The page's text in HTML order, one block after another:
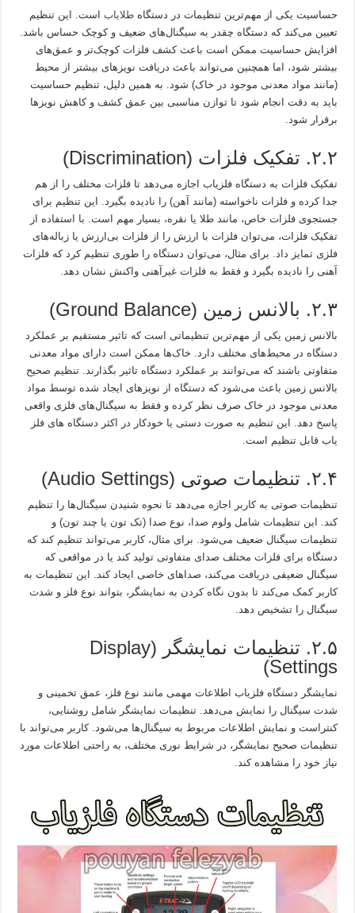
حساسیت یکی از مهم‌ترین تنظیمات در دستگاهطلایاب است. این تنظیم
تعیین می‌کند که دستگاه چقدر به سیگنال‌های ضعیف و کوچک حساس باشد.
افزایش حساسیت ممکن است باعث کشف فلزات کوچک‌تر و عمق‌های
بیشتر شود، اما همچنین می‌تواند باعث دریافت نویزهای بیشتر از محیط
(مانند مواد معدنی موجود در خاک) شود. به همین دلیل، تنظیم حساسیت
باید به دقت انجام شود تا توازن مناسبی بین عمق کشف و کاهش نویزها
برقرار شود.
۲.۲. تفکیک فلزات (Discrimination)
تفکیک فلزات به دستگاه فلزیاب اجازه می‌دهد تا فلزات مختلف را از هم
جدا کرده و فلزات ناخواسته (مانند آهن) را نادیده بگیرد. این تنظیم برای
جستجوی فلزات خاص، مانند طلا یا نقره، بسیار مهم است. با استفاده از
تفکیک فلزات، می‌توان فلزات با ارزش را از فلزات بی‌ارزش یا زباله‌های
فلزی تمایز داد. برای مثال، می‌توان دستگاه را طوری تنظیم کرد که فلزات
آهنی را نادیده بگیرد و فقط به فلزات غیرآهنی واکنش نشان دهد.
۲.۳. بالانس زمین (Ground Balance)
بالانس زمین یکی از مهم‌ترین تنظیماتی است که تاثیر مستقیم بر عملکرد
دستگاه در محیط‌های مختلف دارد. خاک‌ها ممکن است دارای مواد معدنی
متفاوتی باشند که می‌توانند بر عملکرد دستگاه تاثیر بگذارند. تنظیم صحیح
بالانس زمین باعث می‌شود که دستگاه از نویزهای ایجاد شده توسط مواد
معدنی موجود در خاک صرف نظر کرده و فقط به سیگنال‌های فلزی واقعی
پاسخ دهد. این تنظیم به صورت دستی یا خودکار در اکثر دستگاه‌ های فلز
یاب قابل تنظیم است.
۲.۴. تنظیمات صوتی (Audio Settings)
تنظیمات صوتی به کاربر اجازه می‌دهد تا نحوه شنیدن سیگنال‌ها را تنظیم
کند. این تنظیمات شامل ولوم صدا، نوع صدا (تک تون یا چند تون) و
تنظیمات سیگنال ضعیف می‌شود. برای مثال، کاربر می‌تواند تنظیم کند که
دستگاه برای فلزات مختلف صدای متفاوتی تولید کند یا در مواقعی که
سیگنال ضعیفی دریافت می‌کند، صداهای خاصی ایجاد کند. این تنظیمات به
کاربر کمک می‌کند تا بدون نگاه کردن به نمایشگر، بتواند نوع فلز و شدت
سیگنال را تشخیص دهد.
۲.۵. تنظیمات نمایشگر (Display
Settings)
نمایشگر دستگاه فلزیاب اطلاعات مهمی مانند نوع فلز، عمق تخمینی و
شدت سیگنال را نمایش می‌دهد. تنظیمات نمایشگر شامل روشنایی،
کنتراست و نمایش اطلاعات مربوط به سیگنال‌ها می‌شود. کاربر می‌تواند با
تنظیمات صحیح نمایشگر، در شرایط نوری مختلف، به راحتی اطلاعات مورد
نیاز خود را مشاهده کند.